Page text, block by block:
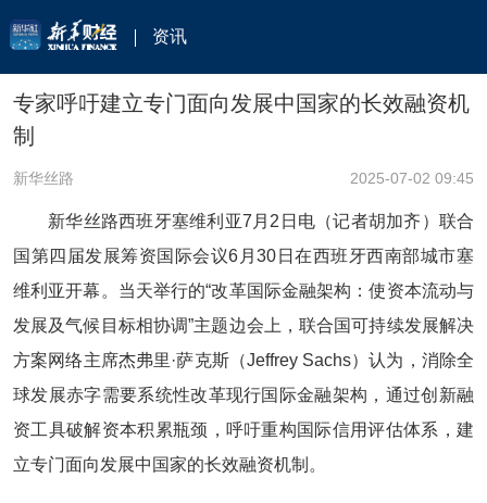
资讯
专家呼吁建立专门面向发展中国家的长效融资机
制
新华丝路 2025-07-02 09:45
新华丝路西班牙塞维利亚7月2日电（记者胡加齐）联合
国第四届发展筹资国际会议6月30日在西班牙西南部城市塞
维利亚开幕。当天举行的“改革国际金融架构：使资本流动与
发展及气候目标相协调”主题边会上，联合国可持续发展解决
方案网络主席杰弗里·萨克斯（Jeffrey Sachs）认为，消除全
球发展赤字需要系统性改革现行国际金融架构，通过创新融
资工具破解资本积累瓶颈，呼吁重构国际信用评估体系，建
立专门面向发展中国家的长效融资机制。